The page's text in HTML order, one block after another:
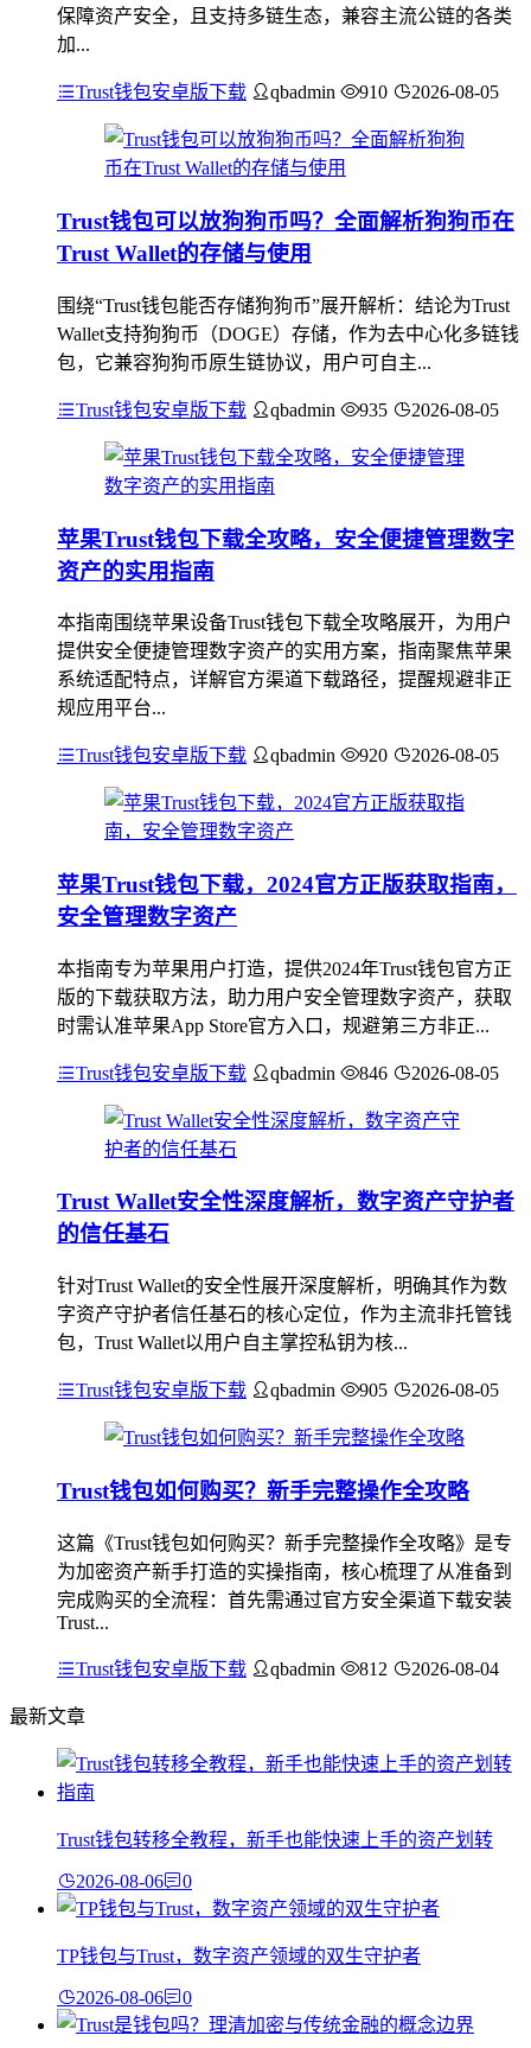
保障资产安全，且支持多链生态，兼容主流公链的各类
加...
Trust钱包安卓版下载 qbadmin 910 2026-08-05
Trust钱包可以放狗狗币吗？全面解析狗狗币在
Trust Wallet的存储与使用
围绕“Trust钱包能否存储狗狗币”展开解析：结论为Trust
Wallet支持狗狗币（DOGE）存储，作为去中心化多链钱
包，它兼容狗狗币原生链协议，用户可自主...
Trust钱包安卓版下载 qbadmin 935 2026-08-05
苹果Trust钱包下载全攻略，安全便捷管理数字
资产的实用指南
本指南围绕苹果设备Trust钱包下载全攻略展开，为用户
提供安全便捷管理数字资产的实用方案，指南聚焦苹果
系统适配特点，详解官方渠道下载路径，提醒规避非正
规应用平台...
Trust钱包安卓版下载 qbadmin 920 2026-08-05
苹果Trust钱包下载，2024官方正版获取指南，
安全管理数字资产
本指南专为苹果用户打造，提供2024年Trust钱包官方正
版的下载获取方法，助力用户安全管理数字资产，获取
时需认准苹果App Store官方入口，规避第三方非正...
Trust钱包安卓版下载 qbadmin 846 2026-08-05
Trust Wallet安全性深度解析，数字资产守护者
的信任基石
针对Trust Wallet的安全性展开深度解析，明确其作为数
字资产守护者信任基石的核心定位，作为主流非托管钱
包，Trust Wallet以用户自主掌控私钥为核...
Trust钱包安卓版下载 qbadmin 905 2026-08-05
Trust钱包如何购买？新手完整操作全攻略
这篇《Trust钱包如何购买？新手完整操作全攻略》是专
为加密资产新手打造的实操指南，核心梳理了从准备到
完成购买的全流程：首先需通过官方安全渠道下载安装
Trust...
Trust钱包安卓版下载 qbadmin 812 2026-08-04
最新文章
Trust钱包转移全教程，新手也能快速上手的资产划转
2026-08-06 0
TP钱包与Trust，数字资产领域的双生守护者
2026-08-06 0